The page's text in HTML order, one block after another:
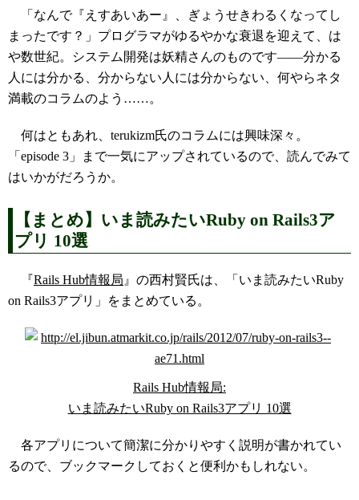
「なんで『えすあいあー』、ぎょうせきわるくなってし
まったです？」プログラマがゆるやかな衰退を迎えて、は
や数世紀。システム開発は妖精さんのものです――分かる
人には分かる、分からない人には分からない、何やらネタ
満載のコラムのよう……。
何はともあれ、terukizm氏のコラムには興味深々。
「episode 3」まで一気にアップされているので、読んでみて
はいかがだろうか。
【まとめ】いま読みたいRuby on Rails3ア
プリ 10選
『Rails Hub情報局 』の西村賢氏は、「いま読みたいRuby
on Rails3アプリ」をまとめている。
Rails Hub情報局:
いま読みたいRuby on Rails3アプリ 10選
各アプリについて簡潔に分かりやすく説明が書かれてい
るので、ブックマークしておくと便利かもしれない。